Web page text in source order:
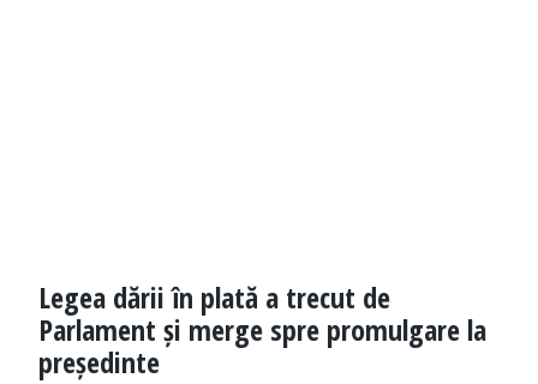
Legea dării în plată a trecut de
Parlament și merge spre promulgare la
președinte